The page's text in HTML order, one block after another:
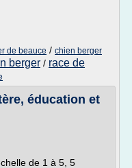
de beauce / chien berger
berger / race de
éducation et
de 1 à 5, 5